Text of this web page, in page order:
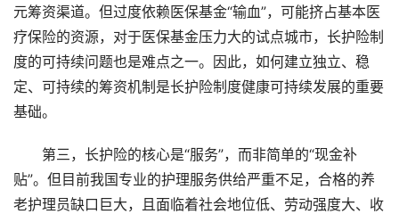
元筹资渠道。但过度依赖医保基金“输血”，可能挤占基本医
疗保险的资源，对于医保基金压力大的试点城市，长护险制
度的可持续问题也是难点之一。因此，如何建立独立、稳
定、可持续的筹资机制是长护险制度健康可持续发展的重要
基础。
第三，长护险的核心是“服务”，而非简单的“现金补
贴”。但目前我国专业的护理服务供给严重不足，合格的养
老护理员缺口巨大，且面临着社会地位低、劳动强度大、收